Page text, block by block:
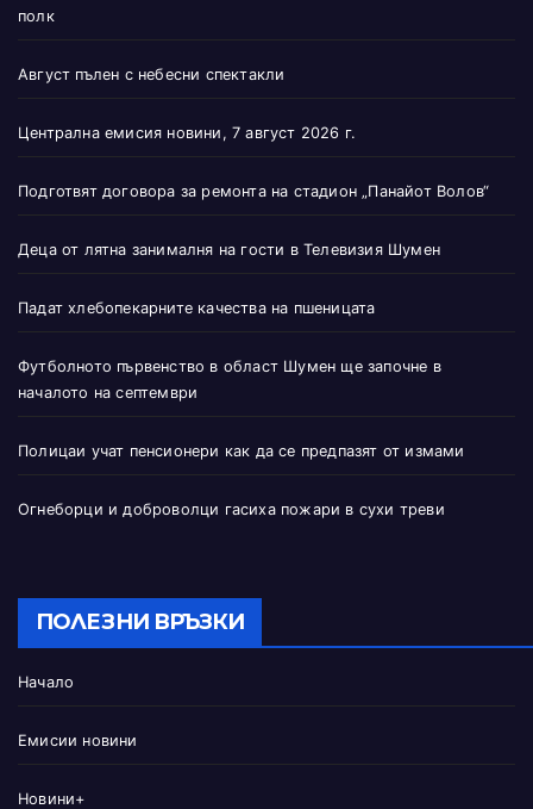
полк
Август пълен с небесни спектакли
Централна емисия новини, 7 август 2026 г.
Подготвят договора за ремонта на стадион „Панайот Волов“
Деца от лятна занималня на гости в Телевизия Шумен
Падат хлебопекарните качества на пшеницата
Футболното първенство в област Шумен ще започне в
началото на септември
Полицаи учат пенсионери как да се предпазят от измами
Огнеборци и доброволци гасиха пожари в сухи треви
ПОЛЕЗНИ ВРЪЗКИ
Начало
Емисии новини
Новини+